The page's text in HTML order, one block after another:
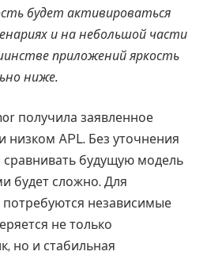
будет активироваться
и на небольшой части
приложений яркость
ниже.
получила заявленное
APL. Без уточнения
будущую модель
будет сложно. Для
независимые
не только
но и стабильная